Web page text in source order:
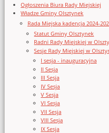
Ogłoszenia Biura Rady Miejskiej
Władze Gminy Olsztynek
Rada Miejska kadencja 2024-
Statut Gminy Olsztynek
Radni Rady Miejskiej w
Sesje Rady Miejskiej w
I sesja - inauguracyjna
II Sesja
III Sesja
IV Sesja
V Sesja
VI Sesja
VII Sesja
VIII Sesja
IX Sesja